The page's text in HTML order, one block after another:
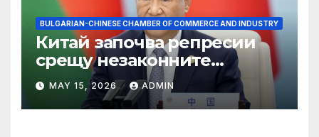
BULGARIAN-CHINESE CHAMBER OF COMMERCE AND INDUSTRY
Китай започва репресии
срещу незаконните
практики в сектора на TCM
MAY 15, 2026 ADMIN